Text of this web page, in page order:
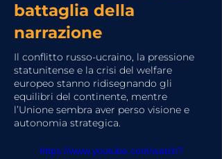
battaglia della
narrazione
Il conflitto russo-ucraino, la pressione
statunitense e la crisi del welfare
europeo stanno ridisegnando gli
equilibri del continente, mentre
l’Unione sembra aver perso visione e
autonomia strategica.
https://www.youtube.com/watch?